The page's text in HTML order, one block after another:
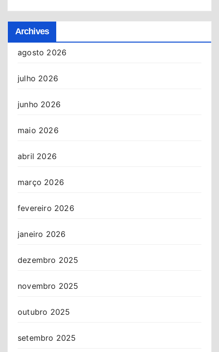
Archives
agosto 2026
julho 2026
junho 2026
maio 2026
abril 2026
março 2026
fevereiro 2026
janeiro 2026
dezembro 2025
novembro 2025
outubro 2025
setembro 2025